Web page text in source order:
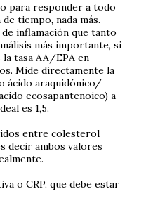
para responder a todo
tiempo, nada más.
inflamación que tanto
más importante, si
la tasa AA/EPA en
Mide directamente la
ácido araquidónico/
ecosapantenoico) a
es 1,5.
entre colesterol
decir ambos valores
o CRP, que debe estar